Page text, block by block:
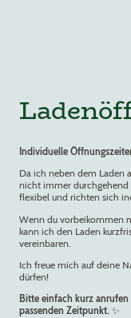
Individuelle
Da ich neben dem Laden
nicht immer
flexibel und richten sich
Wenn du vorbeikommen
kann ich den Laden
vereinbaren.
Ich freue mich auf deine
dürfen!
Bitte einfach kurz
passenden Zeitpunkt. ✨